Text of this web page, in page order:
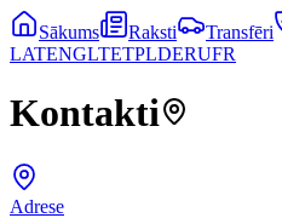
Sākums Raksti Transfēri
LATENGLTETPLDERUFR
Kontakti
Adrese